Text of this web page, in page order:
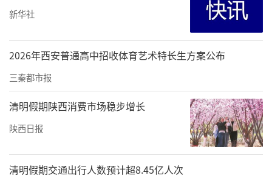
新华社
2026年西安普通高中招收体育艺术特长生方案公布
三秦都市报
清明假期陕西消费市场稳步增长
陕西日报
清明假期交通出行人数预计超8.45亿人次